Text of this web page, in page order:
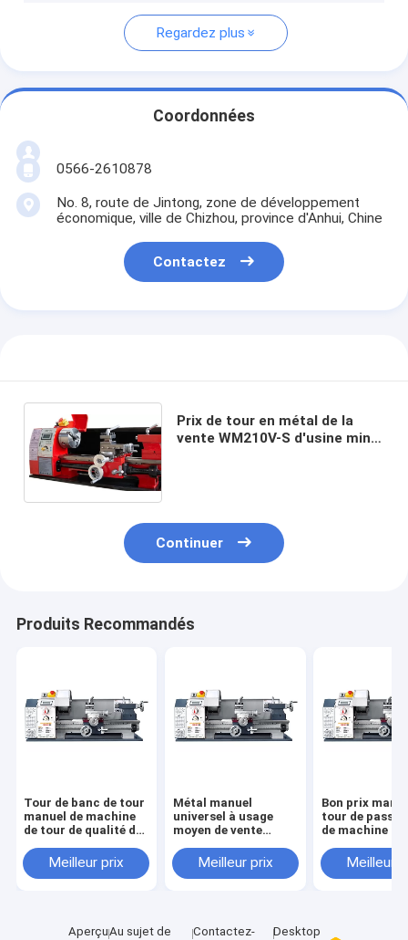
Regardez plus
Coordonnées
0566-2610878
No. 8, route de Jintong, zone de développement
économique, ville de Chizhou, province d'Anhui, Chine
Contactez
Prix de tour en métal de la
vente WM210V-S d'usine mini
Continuer
Produits Recommandés
Tour de banc de tour
manuel de machine
de tour de qualité de
Meilleur prix
Métal manuel
universel à usage
moyen de vente
WM210V-G
Meilleur prix
Bon prix
tour de
de machine de
service
bon marché
Meilleur
AperçuAu sujet de
Contactez-
Desktop